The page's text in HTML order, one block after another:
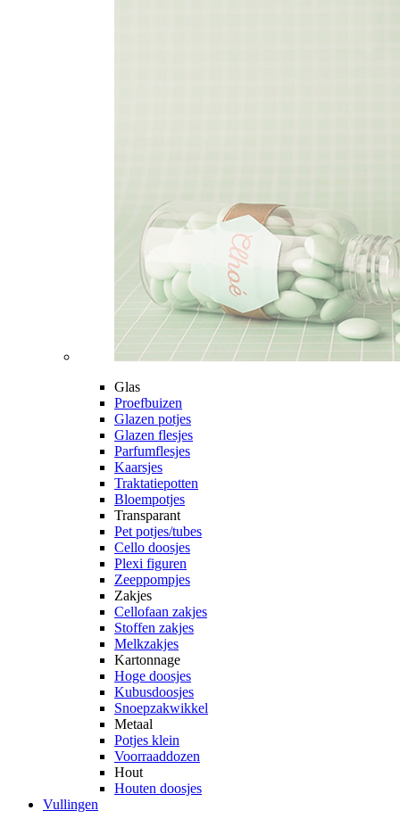
Glas
Proefbuizen
Glazen potjes
Glazen flesjes
Parfumflesjes
Kaarsjes
Traktatiepotten
Bloempotjes
Transparant
Pet potjes/tubes
Cello doosjes
Plexi figuren
Zeeppompjes
Zakjes
Cellofaan zakjes
Stoffen zakjes
Melkzakjes
Kartonnage
Hoge doosjes
Kubusdoosjes
Snoepzakwikkel
Metaal
Potjes klein
Voorraaddozen
Hout
Houten doosjes
Vullingen